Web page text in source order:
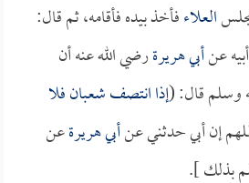
العلاءفأخذ بيده فأقامه، ثم قال:
عنأبي هريرةرضي الله عنه أن
وسلم قال: (إذا انتصف شعبان فلا
إن أبي حدثني عنأبي هريرةعن
بذلك ].